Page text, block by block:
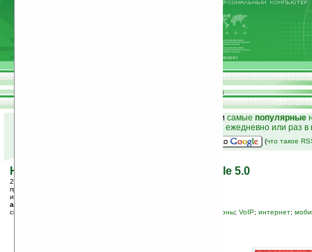
25
и самые популярные
на email ежедневно или раз
(что такое
Новая VoIP-утилита для Windows Mobile 5.0
28.04.2006 14:52
просмотров: сегодня 1, всего 3697
источник:
автор новости:
связанные темы:
Pocket PC Phone Edition, покетофоны; VoIP; интернет;